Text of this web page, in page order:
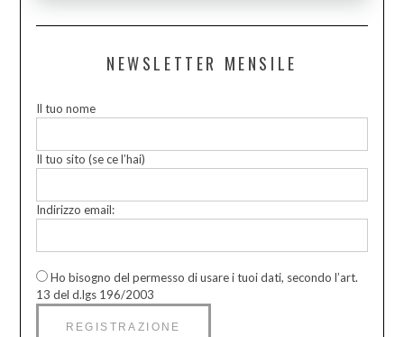
NEWSLETTER MENSILE
Il tuo nome
Il tuo sito (se ce l’hai)
Indirizzo email:
Ho bisogno del permesso di usare i tuoi dati, secondo l’art.
13 del d.lgs 196/2003